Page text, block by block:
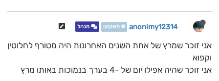
anonimy12314 ❄️ משקיען מנהל
אני זוכר שמרץ של אחת השנים האחרונות היה מטורף לחלוטין
וקפוא
אני זוכר שהיה אפילו יום של -4 בערך בנמוכות באותו מרץ